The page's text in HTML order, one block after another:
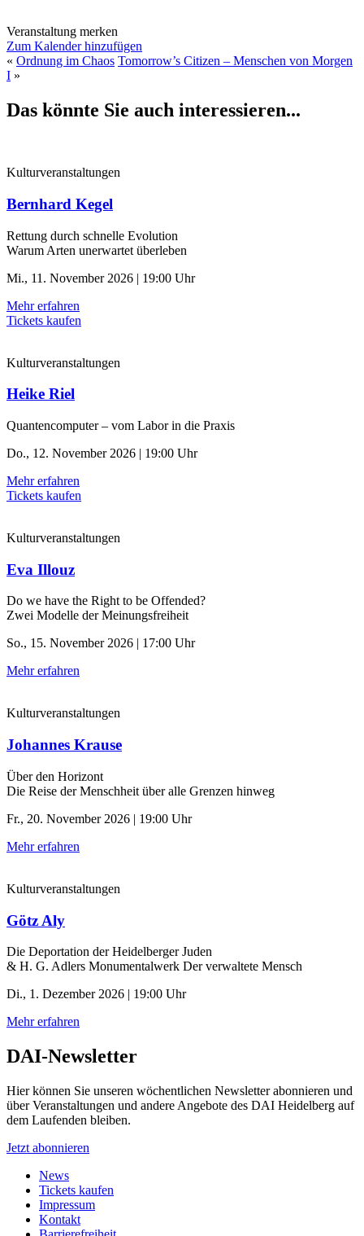
Veranstaltung merken
Zum Kalender hinzufügen
« Ordnung im Chaos Tomorrow’s Citizen – Menschen von Morgen
I »
Das könnte Sie auch interessieren...
Kulturveranstaltungen
Bernhard Kegel
Rettung durch schnelle ­Evolution
Warum Arten unerwartet überleben
Mi., 11. November 2026 | 19:00 Uhr
Mehr erfahren
Tickets kaufen
Kulturveranstaltungen
Heike Riel
Quantencomputer – vom Labor in die Praxis
Do., 12. November 2026 | 19:00 Uhr
Mehr erfahren
Tickets kaufen
Kulturveranstaltungen
Eva Illouz
Do we have the Right to be Offended?
Zwei Modelle der Meinungsfreiheit
So., 15. November 2026 | 17:00 Uhr
Mehr erfahren
Kulturveranstaltungen
Johannes Krause
Über den Horizont
Die Reise der Menschheit über alle Grenzen hinweg
Fr., 20. November 2026 | 19:00 Uhr
Mehr erfahren
Kulturveranstaltungen
Götz Aly
Die Deportation der ­Heidelberger Juden
& H. G. Adlers Monumentalwerk Der verwaltete Mensch
Di., 1. Dezember 2026 | 19:00 Uhr
Mehr erfahren
DAI-Newsletter
Hier können Sie unseren wöchentlichen Newsletter abonnieren und
über Veranstaltungen und andere Angebote des DAI Heidelberg auf
dem Laufenden bleiben.
Jetzt abonnieren
News
Tickets kaufen
Impressum
Kontakt